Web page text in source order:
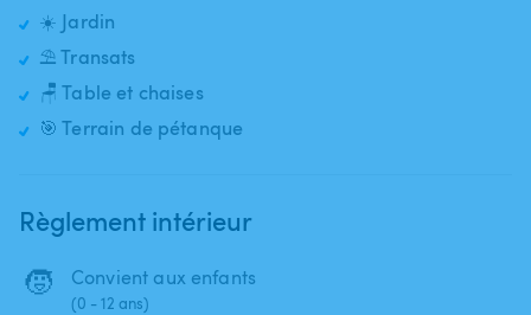
☀️ Jardin
⛱️ Transats
🪑 Table et chaises
🎯 Terrain de pétanque
Règlement intérieur
🧒 Convient aux enfants
(0 - 12 ans)